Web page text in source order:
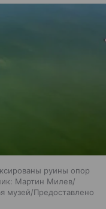
руины опор
Мартин Милев/
музей/Предоставлено